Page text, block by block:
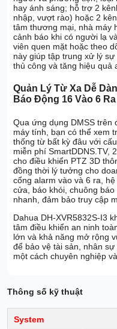
hay ánh sáng; hỗ trợ 2
nhập, vượt rào) hoặc 2
tâm thương mại, nhà máy
cảnh báo khi có người lạ
viên quen mặt hoặc theo
này giúp tập trung xử lý
thủ công và tăng hiệu quả
Quản Lý Từ Xa Dễ
Báo Động 16 Vào 6 Ra
Qua ứng dụng DMSS trên
máy tính, bạn có thể xem
thống từ bất kỳ đâu với
miễn phí SmartDDNS.TV,
cho điều khiển PTZ 3D
đồng thời lý tưởng cho
cổng alarm vào và 6 ra,
cửa, báo khói, chuông
nhanh, đảm bảo truy cập
Dahua DH-XVR5832S-I3
tâm điều khiển an ninh
lớn và khả năng mở rộng
để bảo vệ tài sản, nhân
một cách chuyên nghiệp
Thông số kỹ thuật
System